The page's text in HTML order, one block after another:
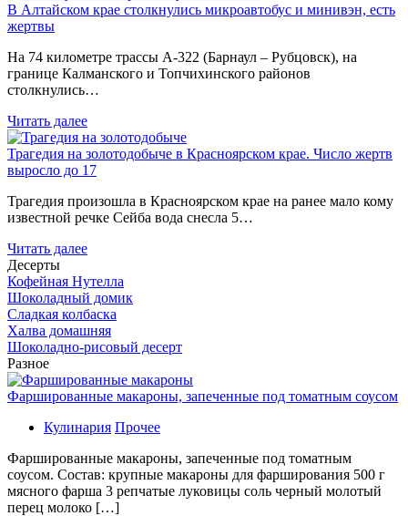
В Алтайском крае столкнулись микроавтобус и минивэн, есть
жертвы
На 74 километре трассы А-322 (Барнаул – Рубцовск), на
границе Калманского и Топчихинского районов
столкнулись…
Читать далее
Трагедия на золотодобыче в Красноярском крае. Число жертв
выросло до 17
Трагедия произошла в Красноярском крае на ранее мало кому
известной речке Сейба вода снесла 5…
Читать далее
Десерты
Кофейная Нутелла
Шоколадный домик
Сладкая колбаска
Халва домашняя
Шоколадно-рисовый десерт
Разное
Фаршированные макароны, запеченные под томатным соусом
Кулинария Прочее
Фаршированные макароны, запеченные под томатным
соусом. Состав: крупные макароны для фарширования 500 г
мясного фарша 3 репчатые луковицы соль черный молотый
перец молоко […]